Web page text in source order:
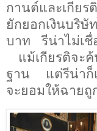
กานต์และเกีย
ยักยอกเงินบริษั
บาท รีน่าไม่เชื่
แม้เกียรติจะ
ฐาน แต่รีน่าก็เ
จะยอมให้ฉายถู